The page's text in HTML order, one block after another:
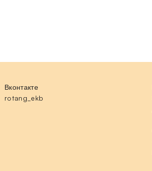
Вконтакте
rotang_ekb